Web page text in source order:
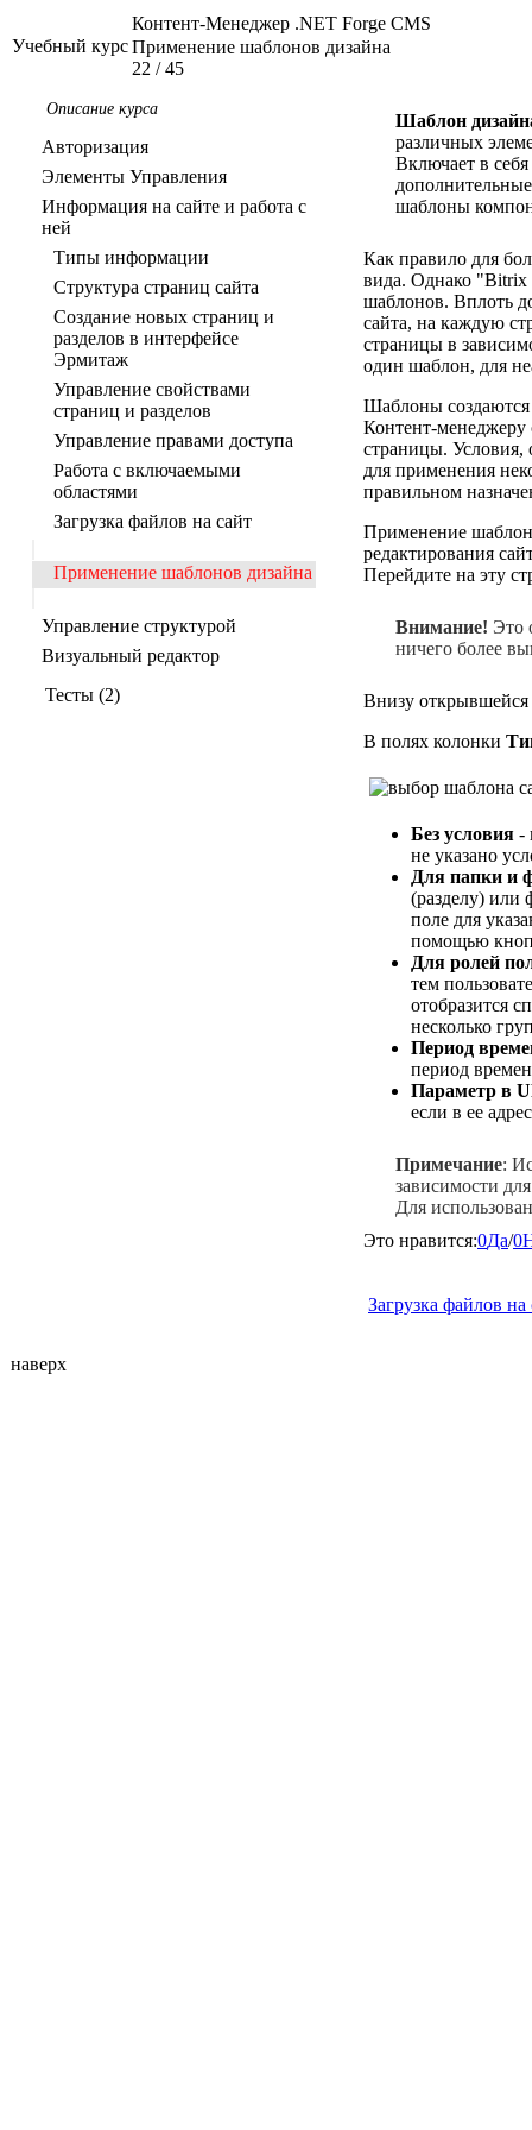
Учебный курс
Контент-Менеджер .NET Forge CMS
Применение шаблонов дизайна
22 /45
Описание курса
Авторизация
Элементы Управления
Информация на сайте и работа с
ней
Типы информации
Структура страниц сайта
Создание новых страниц и
разделов в интерфейсе
Эрмитаж
Управление свойствами
страниц и разделов
Управление правами доступа
Работа с включаемыми
областями
Загрузка файлов на сайт
Применение шаблонов дизайна
Управление структурой
Визуальный редактор
Тесты (2)
Шаблон
различных
Включает в
шаблоны
Как правило для
вида. Однако "Bitrix
шаблонов. Вплоть
сайта, на каждую
страницы в
один шаблон, для
Шаблоны создаются
Контент-менеджеру
страницы. Условия,
для применения
правильном
Применение
редактирования
Перейдите на эту
Внимание! Это
ничего более
Внизу
В полях колонки
Без условия -
не указано
Для папки и
(разделу) или
поле для
помощью
Для ролей
тем
отобразится
несколько
Период
период
Параметр в
если в ее
Примечание:
зависимости
Для
Это нравится:0Да/0
Загрузка файлов на
наверх